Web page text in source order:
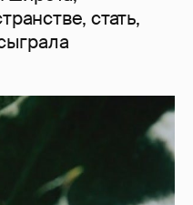
стать,